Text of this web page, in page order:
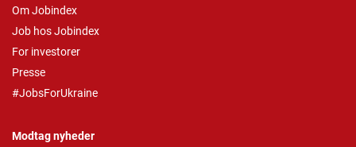
Om Jobindex
Job hos Jobindex
For investorer
Presse
#JobsForUkraine
Modtag nyheder